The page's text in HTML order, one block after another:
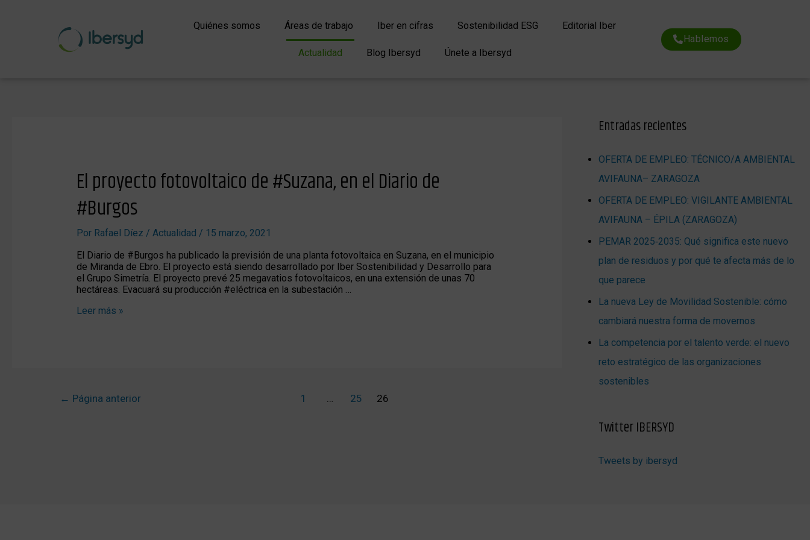
Quiénes somos Áreas de trabajo Iber en cifras Sostenibilidad ESG Editorial Iber
Actualidad Blog Ibersyd Únete a Ibersyd
Hablemos
El proyecto fotovoltaico de #Suzana, en el Diario de
#Burgos
Por Rafael Díez / Actualidad / 15 marzo, 2021
El Diario de #Burgos ha publicado la previsión de una planta fotovoltaica en Suzana, en el municipio
de Miranda de Ebro. El proyecto está siendo desarrollado por Iber Sostenibilidad y Desarrollo para
el Grupo Simetría. El proyecto prevé 25 megavatios fotovoltaicos, en una extensión de unas 70
hectáreas. Evacuará su producción #eléctrica en la subestación …
El
proyecto
de
#Suzana,
en
Diario
de
#Burgos
Leer más »
← Página anterior 1 25 26
Entradas recientes
OFERTA DE EMPLEO: TÉCNICO/A AMBIENTAL
AVIFAUNA– ZARAGOZA
OFERTA DE EMPLEO: VIGILANTE AMBIENTAL
AVIFAUNA – ÉPILA (ZARAGOZA)
PEMAR 2025‑2035: Qué significa este nuevo
plan de residuos y por qué te afecta más de lo
que parece
La nueva Ley de Movilidad Sostenible: cómo
cambiará nuestra forma de movernos
La competencia por el talento verde: el nuevo
reto estratégico de las organizaciones
sostenibles
Twitter IBERSYD
Tweets by ibersyd